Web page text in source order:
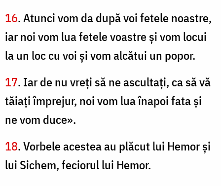
16. Atunci vom da după voi fetele noastre,
iar noi vom lua fetele voastre şi vom locui
la un loc cu voi şi vom alcătui un popor.
17. Iar de nu vreţi să ne ascultaţi, ca să vă
tăiaţi împrejur, noi vom lua înapoi fata şi
ne vom duce».
18. Vorbele acestea au plăcut lui Hemor şi
lui Sichem, feciorul lui Hemor.